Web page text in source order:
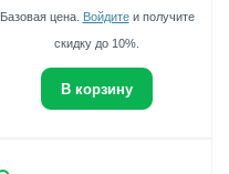
Базовая цена. Войдитеи получите
скидку до 10%.
В корзину